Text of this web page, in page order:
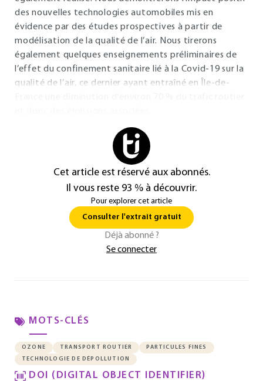
des nouvelles technologies automobiles mis en
évidence par des études prospectives à partir de
modélisation de la qualité de l’air. Nous tirerons
également quelques enseignements préliminaires de
l’effet du confinement sanitaire lié à la Covid-19 sur la
qualité de l’air, ce dernier ayant entraîné en Île-de-
Cet article est réservé aux abonnés.
Il vous reste 93 % à découvrir.
Pour explorer cet article
Consulter l'extrait gratuit
Déjà abonné ?
Se connecter
MOTS-CLÉS
OZONE TRANSPORT ROUTIER
PARTICULES FINES
TECHNOLOGIE DE DÉPOLLUTION
DOI (DIGITAL OBJECT IDENTIFIER)